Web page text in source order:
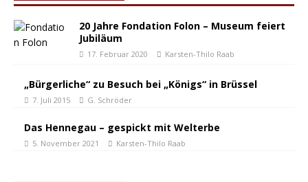
20 Jahre Fondation Folon – Museum feiert
Jubiläum
17. Februar 2020 Karsten-Thilo Raab
„Bürgerliche“ zu Besuch bei „Königs“ in Brüssel
7. Juli 2015 G. Schröder
Das Hennegau – gespickt mit Welterbe
5. November 2021 Karsten-Thilo Raab